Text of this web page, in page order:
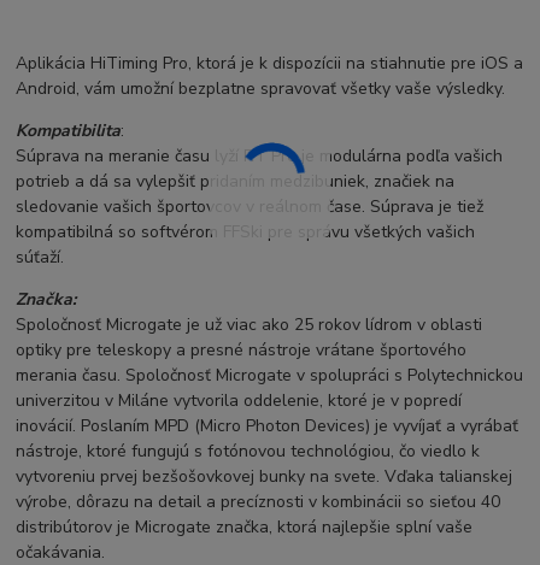
Aplikácia HiTiming Pro, ktorá je k dispozícii na stiahnutie pre iOS a
Android, vám umožní bezplatne spravovať všetky vaše výsledky.
Kompatibilita:
Súprava na meranie času lyží RT Pro je modulárna podľa vašich
potrieb a dá sa vylepšiť pridaním medzibuniek, značiek na
sledovanie vašich športovcov v reálnom čase. Súprava je tiež
kompatibilná so softvérom FFSki pre správu všetkých vašich
súťaží.
Značka:
Spoločnosť Microgate je už viac ako 25 rokov lídrom v oblasti
optiky pre teleskopy a presné nástroje vrátane športového
merania času. Spoločnosť Microgate v spolupráci s Polytechnickou
univerzitou v Miláne vytvorila oddelenie, ktoré je v popredí
inovácií. Poslaním MPD (Micro Photon Devices) je vyvíjať a vyrábať
nástroje, ktoré fungujú s fotónovou technológiou, čo viedlo k
vytvoreniu prvej bezšošovkovej bunky na svete. Vďaka talianskej
výrobe, dôrazu na detail a precíznosti v kombinácii so sieťou 40
distribútorov je Microgate značka, ktorá najlepšie splní vaše
očakávania.